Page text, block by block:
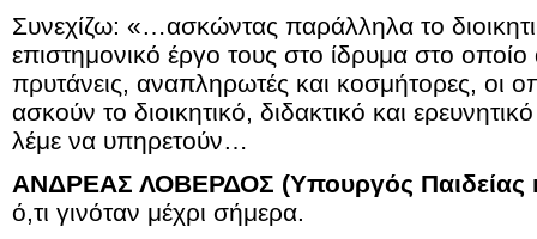
Συνεχίζω: «…ασκώντας παράλληλα το
επιστημονικό έργο τους στο ίδρυμα στο
πρυτάνεις, αναπληρωτές και κοσμήτορες, οι
ασκούν το διοικητικό, διδακτικό και
λέμε να υπηρετούν…
ΑΝΔΡΕΑΣ ΛΟΒΕΡΔΟΣ (Υπουργός Παιδείας
ό,τι γινόταν μέχρι σήμερα.